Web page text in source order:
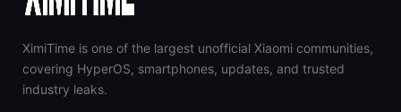
XimiTime is one of the largest unofficial Xiaomi communities,
covering HyperOS, smartphones, updates, and trusted
industry leaks.